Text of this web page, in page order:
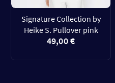
Signature Collection by
Heike S. Pullover pink
49,00 €